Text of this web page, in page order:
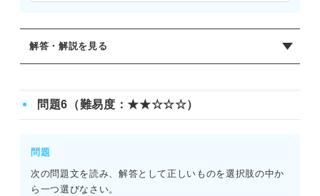
解答・解説を見る
立方体の体積は「一辺×一辺×一辺」で求められる。一辺が
6cmの立方体の体積は、6×6×6＝216cm3となる。一方、一
差である2cmを3乗して8cm3と答えてしまうミスに注意が
必要である。
問題6（難易度：★★☆☆☆）
問題
次の問題文を読み、解答として正しいものを選択肢の中か
ら一つ選びなさい。